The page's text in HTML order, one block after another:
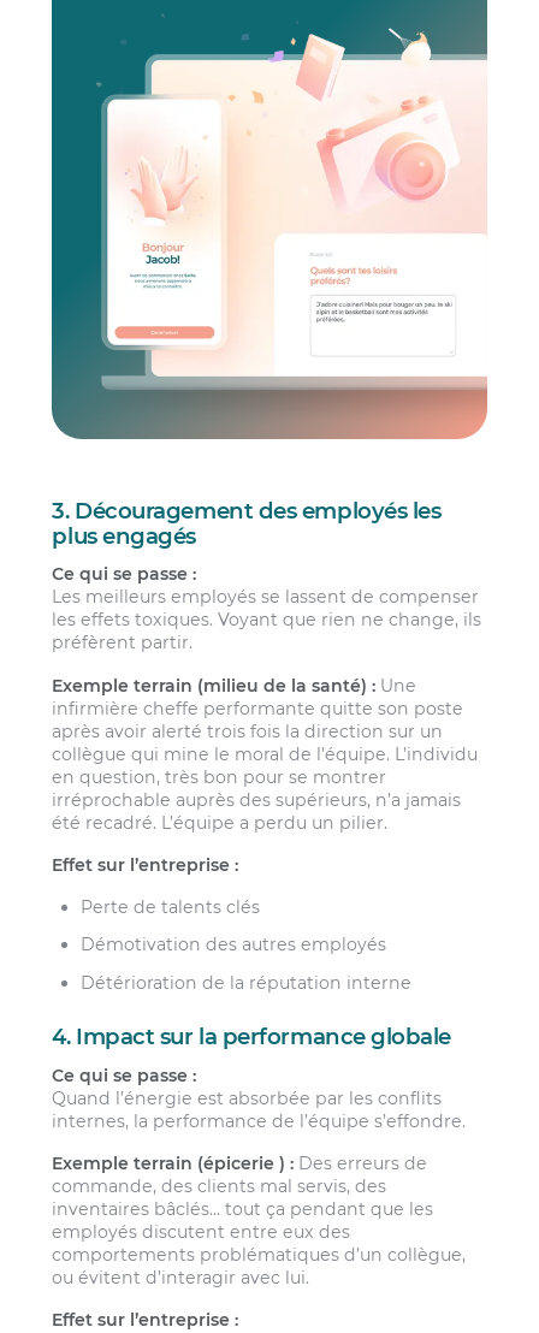
3. Découragement des employés les
plus engagés
Ce qui se passe :
Les meilleurs employés se lassent de compenser
les effets toxiques. Voyant que rien ne change, ils
préfèrent partir.
Exemple terrain (milieu de la santé) : Une
infirmière cheffe performante quitte son poste
après avoir alerté trois fois la direction sur un
collègue qui mine le moral de l’équipe. L’individu
en question, très bon pour se montrer
irréprochable auprès des supérieurs, n’a jamais
été recadré. L’équipe a perdu un pilier.
Effet sur l’entreprise :
Perte de talents clés
Démotivation des autres employés
Détérioration de la réputation interne
4. Impact sur la performance globale
Ce qui se passe :
Quand l’énergie est absorbée par les conflits
internes, la performance de l’équipe s’effondre.
Exemple terrain (épicerie ) : Des erreurs de
commande, des clients mal servis, des
inventaires bâclés… tout ça pendant que les
employés discutent entre eux des
comportements problématiques d’un collègue,
ou évitent d’interagir avec lui.
Effet sur l’entreprise :